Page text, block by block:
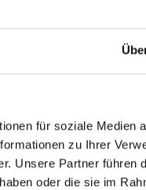
für soziale Medien
zu Ihrer
Unsere Partner führen
oder die sie im